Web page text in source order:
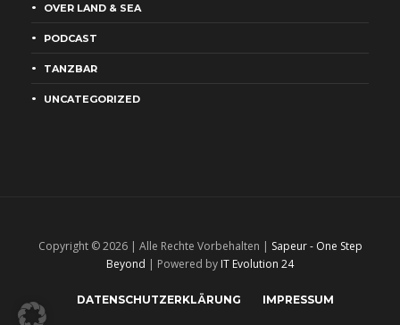
OVER LAND & SEA
PODCAST
TANZBAR
UNCATEGORIZED
Copyright © 2026 | Alle Rechte Vorbehalten | Sapeur - One Step
Beyond | Powered by IT Evolution 24
DATENSCHUTZERKLÄRUNG IMPRESSUM